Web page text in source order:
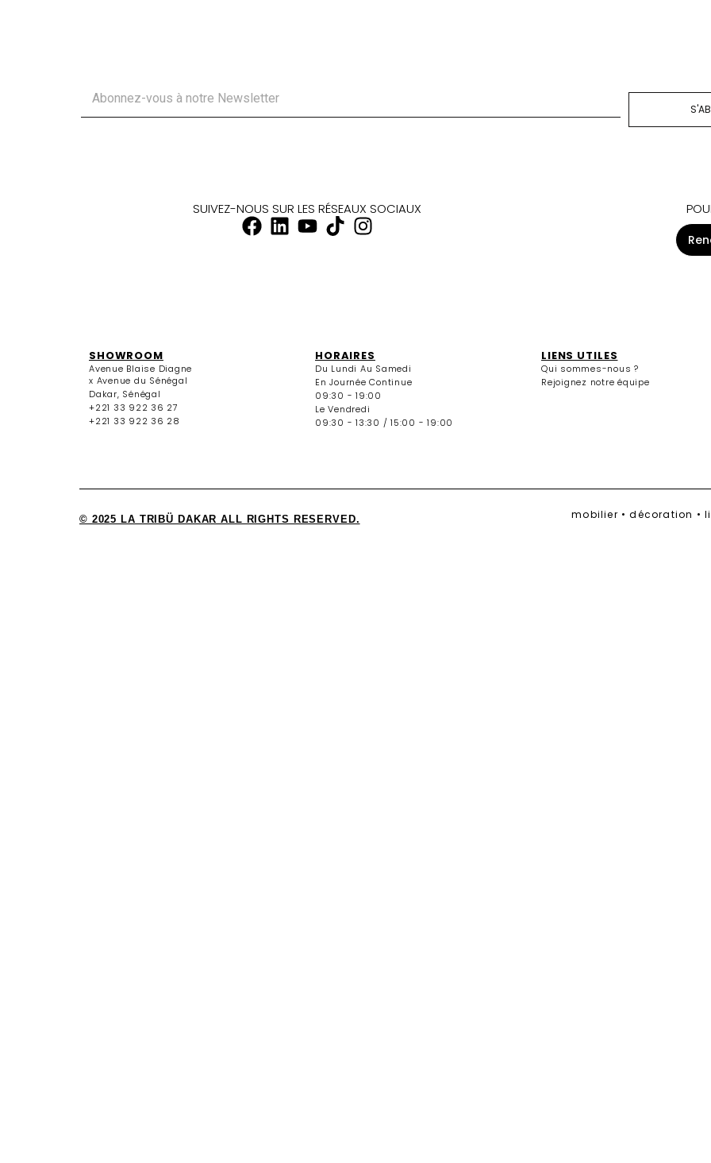
SUIVEZ-NOUS SUR LES RÉSEAUX SOCIAUX
SHOWROOM
Avenue Blaise Diagne
x Avenue du Sénégal
Dakar, Sénégal
+221 33 922 36 27
+221 33 922 36 28
HORAIRES
Du Lundi Au Samedi
En Journée Continue
09:30 - 19:00
Le Vendredi
09:30 - 13:30 / 15:00 - 19:00
LIENS UTILES
Qui sommes-nous ?
Rejoignez notre équipe
© 2025 LA TRIBÜ DAKAR ALL RIGHTS RESERVED. mobilier • décoration •